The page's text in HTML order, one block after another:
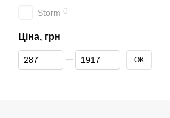
Storm 0
Ціна, грн
Від Ціна, грн
До Ціна, грн ОК